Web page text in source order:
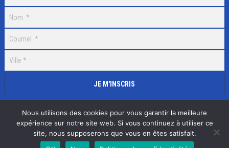
Selectick © 2020 Tous droits réservés, RéalisationAdamaco
Nous utilisons des cookies pour vous garantir la meilleure
expérience sur notre site web. Si vous continuez à utiliser ce
site, nous supposerons que vous en êtes satisfait.